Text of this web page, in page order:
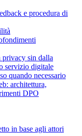
e procedura di
privacy sin dalla
servizio digitale
quando necessario
architettura,
DPO
in base agli attori